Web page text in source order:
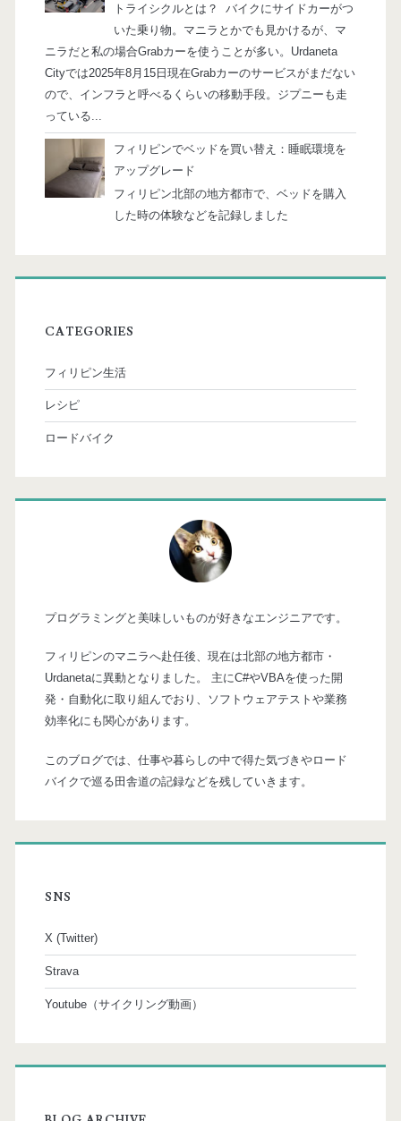
トライシクルとは？ バイクにサイドカーがつ
いた乗り物。マニラとかでも見かけるが、マ
ニラだと私の場合Grabカーを使うことが多い。Urdaneta
Cityでは2025年8月15日現在Grabカーのサービスがまだない
ので、インフラと呼べるくらいの移動手段。ジプニーも走
っている...
フィリピンでベッドを買い替え：睡眠環境を
アップグレード
フィリピン北部の地方都市で、ベッドを購入
した時の体験などを記録しました
CATEGORIES
フィリピン生活
レシピ
ロードバイク
プログラミングと美味しいものが好きなエンジニアです。
フィリピンのマニラへ赴任後、現在は北部の地方都市・
Urdanetaに異動となりました。 主にC#やVBAを使った開
発・自動化に取り組んでおり、ソフトウェアテストや業務
効率化にも関心があります。
このブログでは、仕事や暮らしの中で得た気づきやロード
バイクで巡る田舎道の記録などを残していきます。
SNS
X (Twitter)
Strava
Youtube（サイクリング動画）